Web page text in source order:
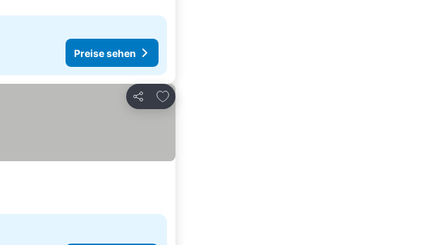
Preise sehen
Teilen
Zu Favoriten hinzufügen